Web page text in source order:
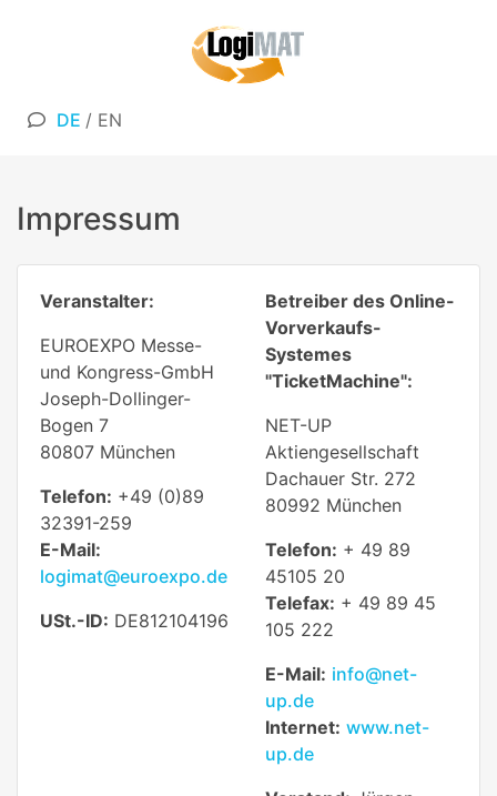
DE / EN
Impressum
Veranstalter:
EUROEXPO Messe-
und Kongress-GmbH
Joseph-Dollinger-
Bogen 7
80807 München
Telefon: +49 (0)89
32391-259
E-Mail:
logimat@euroexpo.de
USt.-ID: DE812104196
Betreiber des Online-
Vorverkaufs-
Systemes
"TicketMachine":
NET-UP
Aktiengesellschaft
Dachauer Str. 272
80992 München
Telefon: + 49 89
45105 20
Telefax: + 49 89 45
105 222
E-Mail: info@net-
up.de
Internet: www.net-
up.de